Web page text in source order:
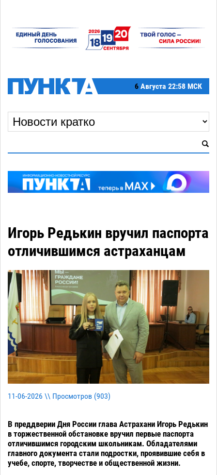
6 Августа 22:58 МСК
Игорь Редькин вручил паспорта
отличившимся астраханцам
11-06-2026 \\ Просмотров (903)
В преддверии Дня России глава Астрахани Игорь Редькин
в торжественной обстановке вручил первые паспорта
отличившимся городским школьникам. Обладателями
главного документа стали подростки, проявившие себя в
учебе, спорте, творчестве и общественной жизни.